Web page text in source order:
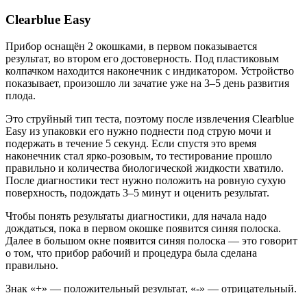
Clearblue Easy
Прибор оснащён 2 окошками, в первом показывается
результат, во втором его достоверность. Под пластиковым
колпачком находится наконечник с индикатором. Устройство
показывает, произошло ли зачатие уже на 3–5 день развития
плода.
Это струйный тип теста, поэтому после извлечения Clearblue
Easy из упаковки его нужно поднести под струю мочи и
подержать в течение 5 секунд. Если спустя это время
наконечник стал ярко-розовым, то тестирование прошло
правильно и количества биологической жидкости хватило.
После диагностики тест нужно положить на ровную сухую
поверхность, подождать 3–5 минут и оценить результат.
Чтобы понять результаты диагностики, для начала надо
дождаться, пока в первом окошке появится синяя полоска.
Далее в большом окне появится синяя полоска — это говорит
о том, что прибор рабочий и процедура была сделана
правильно.
Знак «+» — положительный результат, «-» — отрицательный.